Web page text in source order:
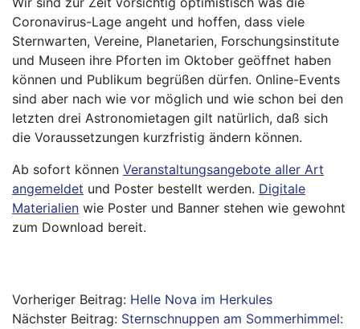
Coronavirus-Lage angeht und hoffen, dass viele
Sternwarten, Vereine, Planetarien, Forschungsinstitute
und Museen ihre Pforten im Oktober geöffnet haben
können und Publikum begrüßen dürfen. Online-Events
sind aber nach wie vor möglich und wie schon bei den
letzten drei Astronomietagen gilt natürlich, daß sich
die Voraussetzungen kurzfristig ändern können.
Ab sofort können Veranstaltungsangebote aller Art
angemeldet und Poster bestellt werden. Digitale
Materialien wie Poster und Banner stehen wie gewohnt
zum Download bereit.
Beitragsnavigation
Helle Nova im Herkules
Sternschnuppen am Sommerhimmel: